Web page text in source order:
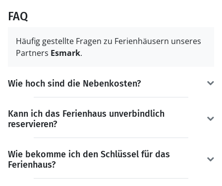
FAQ
Häufig gestellte Fragen zu Ferienhäusern unseres
Partners Esmark.
Wie hoch sind die Nebenkosten?
Kann ich das Ferienhaus unverbindlich
reservieren?
Wie bekomme ich den Schlüssel für das
Ferienhaus?